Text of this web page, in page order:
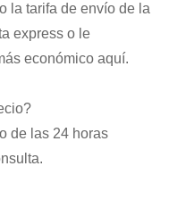
la tarifa de envío de la
express o le
económico aquí.
de las 24 horas